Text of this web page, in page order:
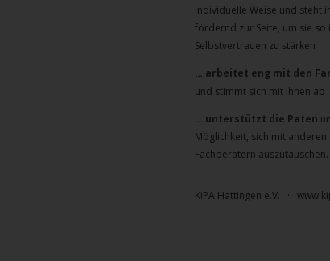
individuelle Weise und steht
fördernd zur Seite, um sie so
Selbstvertrauen zu stärken
… arbeitet eng mit den
und stimmt sich mit ihnen ab
… unterstützt die Paten
Möglichkeit, sich mit anderen
Fachberatern auszutauschen.
KiPA Hattingen e.V. ·